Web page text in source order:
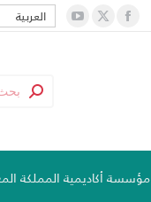
YouTube
العربية
مؤسسة أكاديمية المملكة